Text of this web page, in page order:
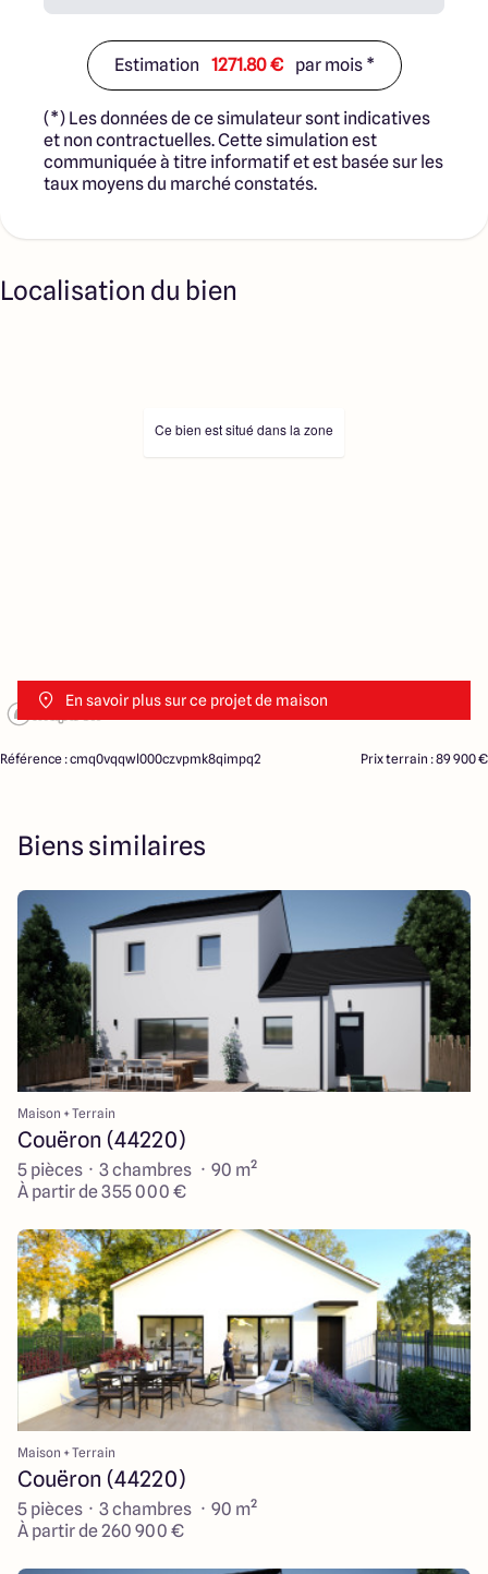
Estimation 1271.80 € par mois *
(*) Les données de ce simulateur sont indicatives
et non contractuelles. Cette simulation est
communiquée à titre informatif et est basée sur les
taux moyens du marché constatés.
Localisation du bien
En savoir plus sur ce projet de maison
Ce bien est situé dans la zone
Référence : cmq0vqqwl000czvpmk8qimpq2 Prix terrain : 89 900 €
Biens similaires
Maison + Terrain
Couëron (44220)
5 pièces · 3 chambres · 90 m²
À partir de 355 000 €
Maison + Terrain
Couëron (44220)
5 pièces · 3 chambres · 90 m²
À partir de 260 900 €